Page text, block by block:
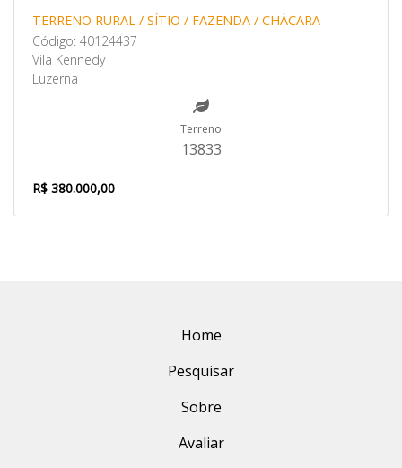
TERRENO RURAL / SÍTIO / FAZENDA / CHÁCARA
Código: 40124437
Vila Kennedy
Luzerna
Terreno
13833
R$ 380.000,00
Home
Pesquisar
Sobre
Avaliar